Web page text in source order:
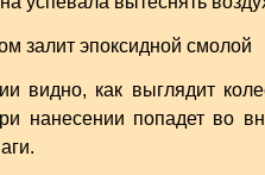
видно, как выглядит
нанесении попадет во